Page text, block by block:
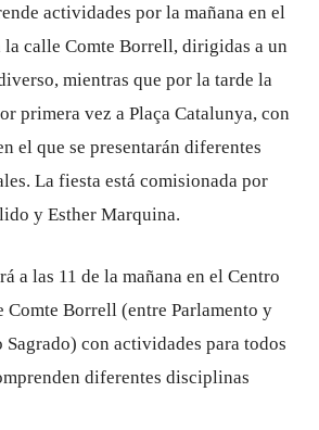
actividades por la mañana en el
calle Comte Borrell, dirigidas a un
mientras que por la tarde la
primera vez a Plaça Catalunya, con
el que se presentarán diferentes
La fiesta está comisionada por
y Esther Marquina.
a las 11 de la mañana en el Centro
Comte Borrell (entre Parlamento y
Sagrado) con actividades para todos
diferentes disciplinas